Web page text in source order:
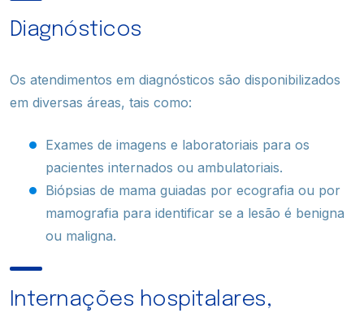
Diagnósticos
Os atendimentos em diagnósticos são disponibilizados
em diversas áreas, tais como:
Exames de imagens e laboratoriais para os
pacientes internados ou ambulatoriais.
Biópsias de mama guiadas por ecografia ou por
mamografia para identificar se a lesão é benigna
ou maligna.
Internações hospitalares,